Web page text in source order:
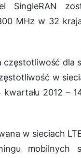
SingleRAN
MHz w 32
częstotliwość dla
w
2012 –
w sieciach
mobilnych